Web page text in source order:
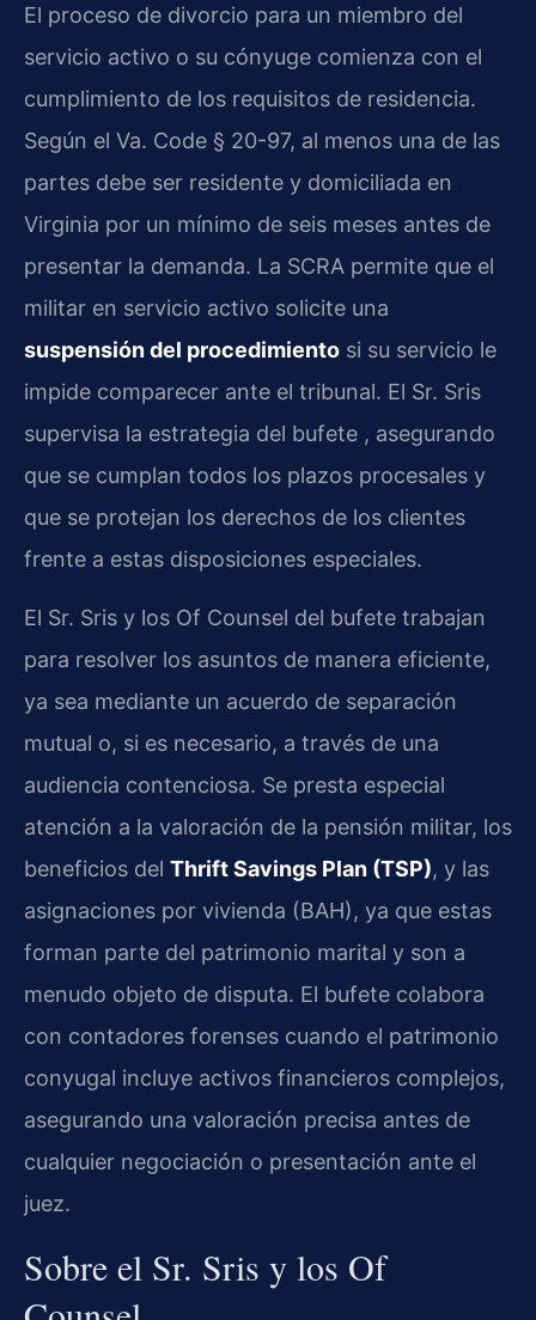
El proceso de divorcio para un miembro del
servicio activo o su cónyuge comienza con el
cumplimiento de los requisitos de residencia.
Según el Va. Code § 20-97, al menos una de las
partes debe ser residente y domiciliada en
Virginia por un mínimo de seis meses antes de
presentar la demanda. La SCRA permite que el
militar en servicio activo solicite una
suspensión del procedimiento si su servicio le
impide comparecer ante el tribunal. El Sr. Sris
supervisa la estrategia del bufete , asegurando
que se cumplan todos los plazos procesales y
que se protejan los derechos de los clientes
frente a estas disposiciones especiales.
El Sr. Sris y los Of Counsel del bufete trabajan
para resolver los asuntos de manera eficiente,
ya sea mediante un acuerdo de separación
mutual o, si es necesario, a través de una
audiencia contenciosa. Se presta especial
atención a la valoración de la pensión militar, los
beneficios del Thrift Savings Plan (TSP), y las
asignaciones por vivienda (BAH), ya que estas
forman parte del patrimonio marital y son a
menudo objeto de disputa. El bufete colabora
con contadores forenses cuando el patrimonio
conyugal incluye activos financieros complejos,
asegurando una valoración precisa antes de
cualquier negociación o presentación ante el
juez.
Sobre el Sr. Sris y los Of